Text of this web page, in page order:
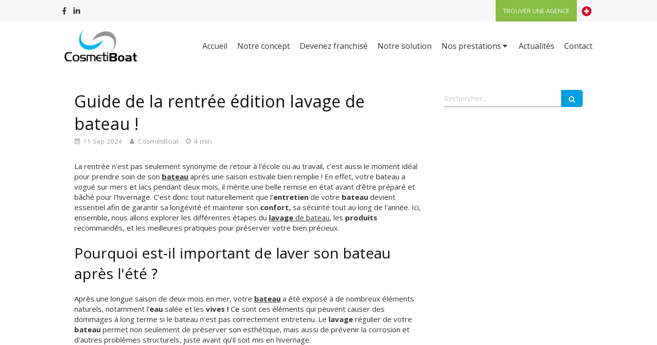
TROUVER UNE AGENCE
Accueil Notre concept Devenez franchisé Notre solution Nos prestations Actualités Contact
Guide de la rentrée édition lavage de
bateau !
11 Sep 2024 CosmétiBoat 4 min.
La rentrée n'est pas seulement synonyme de retour à l'école ou au travail, c'est aussi le moment idéal
pour prendre soin de son bateau après une saison estivale bien remplie ! En effet, votre bateau a
vogué sur mers et lacs pendant deux mois, il mérite une belle remise en état avant d’être préparé et
bâché pour l’hivernage. C’est donc tout naturellement que l’entretien de votre bateau devient
essentiel afin de garantir sa longévité et maintenir son confort, sa sécurité tout au long de l'année. Ici,
ensemble, nous allons explorer les différentes étapes du lavage de bateau, les produits
recommandés, et les meilleures pratiques pour préserver votre bien précieux.
Pourquoi est-il important de laver son bateau
après l'été ?
Après une longue saison de deux mois en mer, votre bateau a été exposé à de nombreux éléments
naturels, notamment l'eau salée et les vives ! Ce sont ces éléments qui peuvent causer des
dommages à long terme si le bateau n'est pas correctement entretenu. Le lavage régulier de votre
bateau permet non seulement de préserver son esthétique, mais aussi de prévenir la corrosion et
d'autres problèmes structurels, juste avant qu’il soit mis en hivernage.
Rechercher